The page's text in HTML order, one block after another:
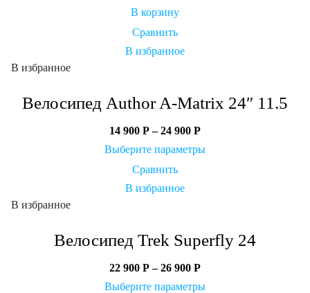
В корзину
Сравнить
В избранное
В избранное
Велосипед Author A-Matrix 24″ 11.5
14 900 Р–24 900 Р
Выберите параметры
Сравнить
В избранное
В избранное
Велосипед Trek Superfly 24
22 900 Р–26 900 Р
Выберите параметры